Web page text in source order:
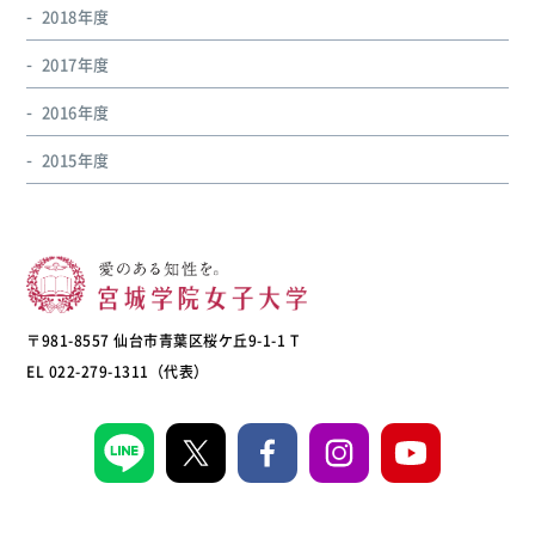
2018年度
2017年度
2016年度
2015年度
〒981-8557 仙台市青葉区桜ケ丘9-1-1 T
EL 022-279-1311（代表）